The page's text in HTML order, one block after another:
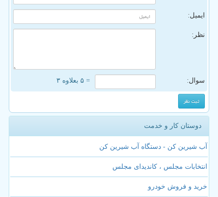
ایمیل:
نظر:
سوال: = ۵ بعلاوه ۳
دوستان کار و خدمت
آب شیرین کن - دستگاه آب شیرین کن
انتخابات مجلس ، کاندیدای مجلس
خرید و فروش خودرو